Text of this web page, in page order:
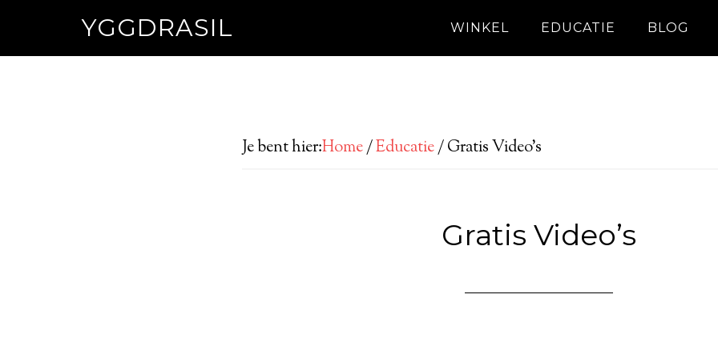
YGGDRASIL WINKEL EDUCATIE BLOG
Je bent hier:Home/Educatie/Gratis Video’s
Gratis Video’s